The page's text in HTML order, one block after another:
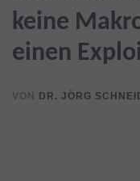
keine
einen
VON DR. JÖRG